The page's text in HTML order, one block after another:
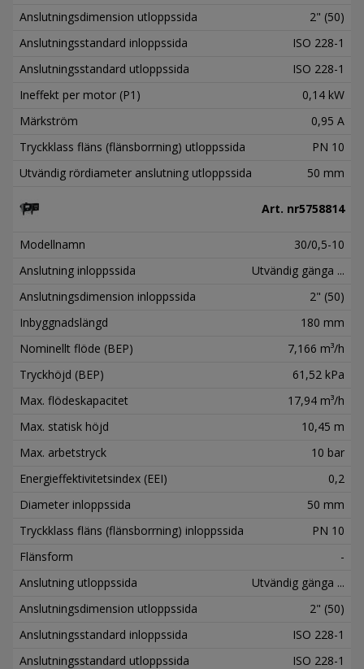
Anslutningsdimension utloppssida
2" (50)
Anslutningsstandard inloppssida
ISO 228-1
Anslutningsstandard utloppssida
ISO 228-1
Ineffekt per motor (P1)
0,14 kW
Märkström
0,95 A
Tryckklass fläns (flänsborrning) utloppssida
PN 10
Utvändig rördiameter anslutning utloppssida
50 mm
Art. nr5758814
Modellnamn
30/0,5-10
Anslutning inloppssida
Utvändig gänga ...
Anslutningsdimension inloppssida
2" (50)
Inbyggnadslängd
180 mm
Nominellt flöde (BEP)
7,166 m³/h
Tryckhöjd (BEP)
61,52 kPa
Max. flödeskapacitet
17,94 m³/h
Max. statisk höjd
10,45 m
Max. arbetstryck
10 bar
Energieffektivitetsindex (EEI)
0,2
Diameter inloppssida
50 mm
Tryckklass fläns (flänsborrning) inloppssida
PN 10
Flänsform
-
Anslutning utloppssida
Utvändig gänga ...
Anslutningsdimension utloppssida
2" (50)
Anslutningsstandard inloppssida
ISO 228-1
Anslutningsstandard utloppssida
ISO 228-1